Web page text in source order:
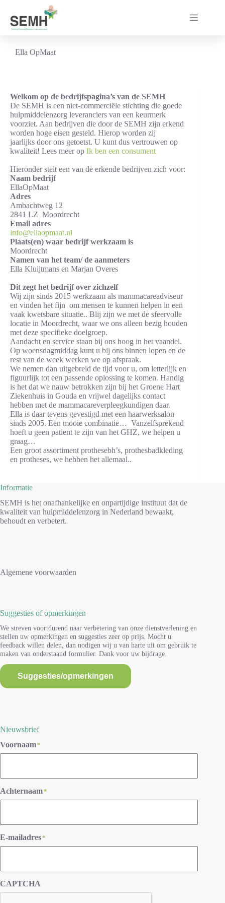
inhoud
Ella OpMaat
Welkom op de bedrijfspagina’s van de SEMH
De SEMH is een niet-commerciële stichting die goede
hulpmiddelenzorg leveranciers van een keurmerk
voorziet. Aan bedrijven die door de SEMH zijn erkend
worden hoge eisen gesteld. Hierop worden zij
jaarlijks door ons getoetst. U kunt dus vertrouwen op
kwaliteit! Lees meer op Ik ben een consument
Hieronder stelt een van de erkende bedrijven zich voor:
Naam bedrijf
EllaOpMaat
Adres
Ambachtweg 12
2841 LZ Moordrecht
Email adres
info@ellaopmaat.nl
Plaats(en) waar bedrijf werkzaam is
Moordrecht
Namen van het team/ de aanmeters
Ella Kluijtmans en Marjan Overes
Dit zegt het bedrijf over zichzelf
Wij zijn sinds 2015 werkzaam als mammacareadviseur
en vinden het fijn om mensen te kunnen helpen in een
vaak kwetsbare situatie.. Blij zijn we met de sfeervolle
locatie in Moordrecht, waar we ons alleen bezig houden
met deze specifieke doelgroep.
Aandacht en service staan bij ons hoog in het vaandel.
Op woensdagmiddag kunt u bij ons binnen lopen en de
rest van de week werken we op afspraak.
We nemen dan uitgebreid de tijd voor u, om letterlijk en
figuurlijk tot een passende oplossing te komen. Handig
is het dat we nauw betrokken zijn bij het Groene Hart
Ziekenhuis in Gouda en vrijwel dagelijks contact
hebben met de mammacareverpleegkundigen daar.
Ella is daar tevens gevestigd met een haarwerksalon
sinds 2005. Een mooie combinatie… Vanzelfsprekend
hoeft u geen patient te zijn van het GHZ, we helpen u
graag…
Een groot assortiment prothesebh’s, prothesbadkleding
en protheses, we hebben het allemaal..
Informatie
SEMH is het onafhankelijke en onpartijdige instituut dat de
kwaliteit van hulpmiddelenzorg in Nederland bewaakt,
behoudt en verbetert.
Algemene voorwaarden
Suggesties of opmerkingen
We streven voortdurend naar verbetering van onze dienstverlening en
stellen uw opmerkingen en suggesties zeer op prijs. Mocht u
feedback willen delen, dan nodigen wij u van harte uit om gebruik te
maken van onderstaand formulier. Dank voor uw bijdrage.
Suggesties/opmerkingen
Nieuwsbrief
Voornaam*
Achternaam*
E-mailadres*
CAPTCHA